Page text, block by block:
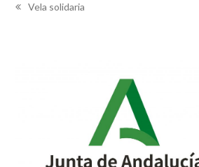
previous
Vela solidaria